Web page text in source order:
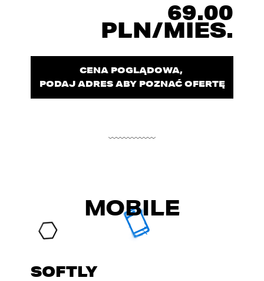
69.00
PLN/MIES.
CENA POGLĄDOWA,
PODAJ ADRES ABY POZNAĆ OFERTĘ
MOBILE
SOFTLY